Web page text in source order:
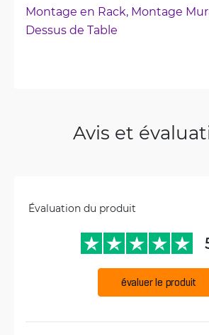
Montage en Rack, Montage
Dessus de Table
Avis et
Évaluation du produit
évaluer le produit